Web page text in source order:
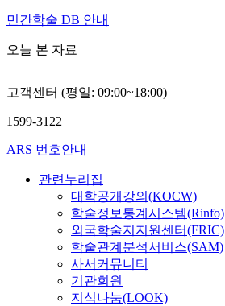
민간학술 DB 안내
오늘 본 자료
고객센터 (평일: 09:00~18:00)
1599-3122
ARS 번호안내
관련누리집
대학공개강의(KOCW)
학술정보통계시스템(Rinfo)
외국학술지지원센터(FRIC)
학술관계분석서비스(SAM)
사서커뮤니티
기관회원
지식나눔(LOOK)